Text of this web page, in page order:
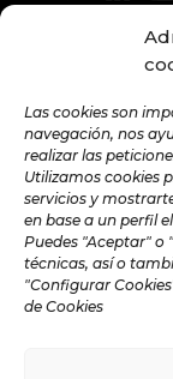
Las cookies son
navegación, nos
realizar las
Utilizamos cookies
servicios y
en base a un perfil
Puedes "Aceptar" o
técnicas, así o
"Configurar
de Cookies
TRABAJA
©️ 2024